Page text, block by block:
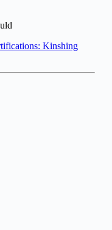
Kinshing